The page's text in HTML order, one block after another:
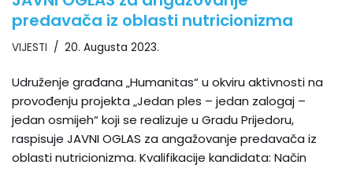
predavača iz oblasti nutricionizma
VIJESTI 20. Augusta 2023.
Udruženje građana „Humanitas“ u okviru aktivnosti na
provođenju projekta „Jedan ples – jedan zalogaj –
jedan osmijeh“ koji se realizuje u Gradu Prijedoru,
raspisuje JAVNI OGLAS za angažovanje predavača iz
oblasti nutricionizma. Kvalifikacije kandidata: Način